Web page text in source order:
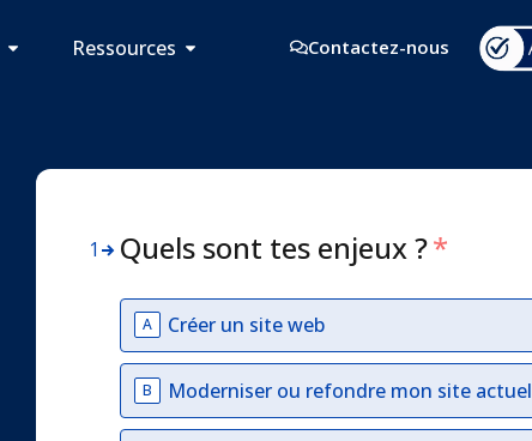
Ressources Contactez-nous
1 Quels sont tes enjeux ?*
A Créer un site web
B Moderniser ou refondre mon site actuel